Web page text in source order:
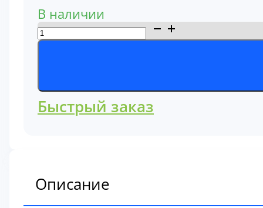
В наличии
Количество
товара
воздушный
Komatsu
600-
Быстрый заказ
Описание